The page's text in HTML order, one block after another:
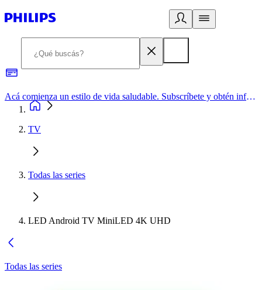
Acá comienza un estilo de vida saludable. Subscríbete y obtén información de primera mano
TV
Todas las series
LED Android TV MiniLED 4K UHD
Todas las series